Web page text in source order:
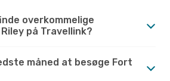
overkommelige
på Travellink?
måned at besøge Fort